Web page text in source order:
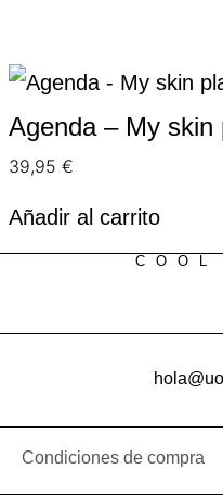
Agenda – My skin
39,95 €
Añadir al carrito
Condiciones de compra